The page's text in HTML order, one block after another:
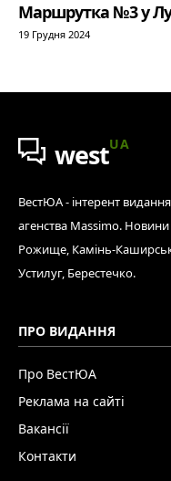
Маршрутка №3 у
19 Грудня 2024
westUA
ВестЮА - інтерент
агенства Massimo.
Рожище, Камінь-
Устилуг, Берестечко.
ПРО ВИДАННЯ
Про ВестЮА
Реклама на сайті
Вакансії
Контакти